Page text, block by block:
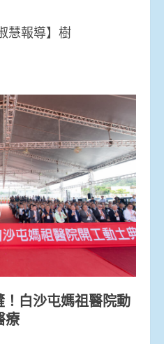
慧報導】樹
白沙屯媽祖醫院動
療